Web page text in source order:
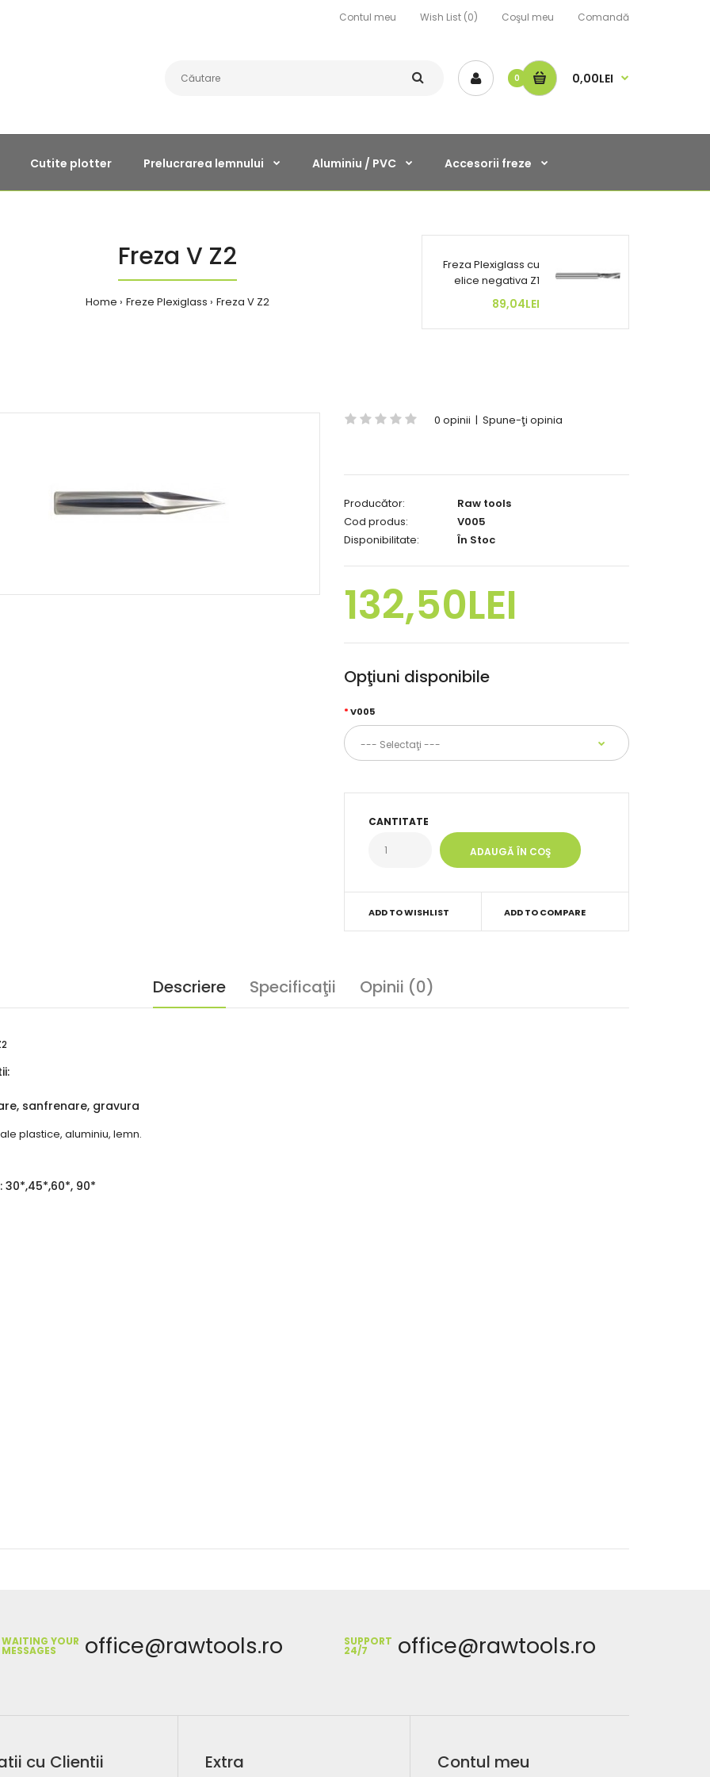
Contul meu Wish List (0) Coşul meu Comandă
0 0,00LEI
Cutite plotter Prelucrarea lemnului Aluminiu / PVC Accesorii freze
Freza V Z2
Home Freze Plexiglass Freza V Z2
Freza Plexiglass cu
elice negativa Z1
89,04LEI
0 opinii | Spune-ţi opinia
Producător:
Raw tools
Cod produs:
V005
Disponibilitate:
În Stoc
132,50LEI
Opţiuni disponibile
V005
CANTITATE
ADD TO WISHLIST ADD TO COMPARE
Descriere Specificaţii Opinii (0)
sanfrenare, gravura
plastice, aluminiu, lemn.
30*,45*,60*, 90*
WAITING YOUR
MESSAGES office@rawtools.ro SUPPORT
24/7 office@rawtools.ro
cu Clientii Extra Contul meu